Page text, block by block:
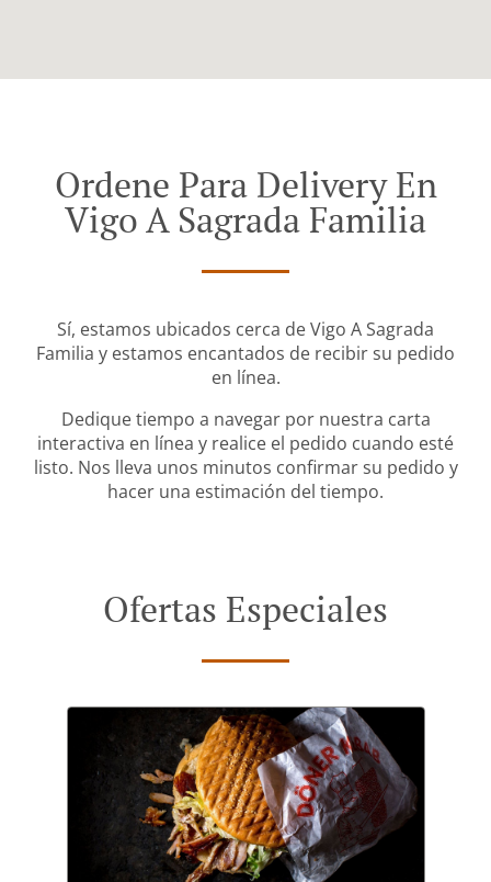
Ordene Para Delivery En
Vigo A Sagrada Familia
Sí, estamos ubicados cerca de Vigo A Sagrada
Familia y estamos encantados de recibir su pedido
en línea.
Dedique tiempo a navegar por nuestra carta
interactiva en línea y realice el pedido cuando esté
listo. Nos lleva unos minutos confirmar su pedido y
hacer una estimación del tiempo.
Ofertas Especiales